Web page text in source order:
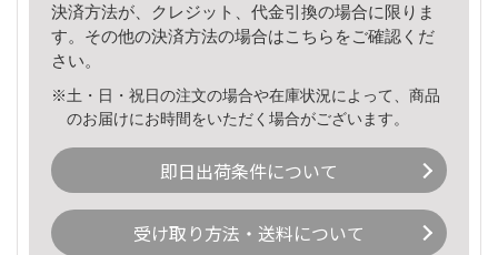
決済方法が、クレジット、代金引換の場合に限りま
す。その他の決済方法の場合はこちら をご確認くだ
さい。
※土・日・祝日の注文の場合や在庫状況によって、商品
のお届けにお時間をいただく場合がございます。
即日出荷条件について
受け取り方法・送料について